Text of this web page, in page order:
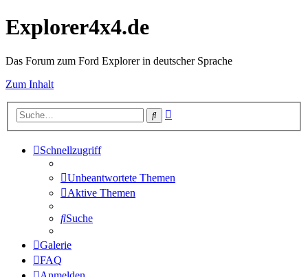
Explorer4x4.de
Das Forum zum Ford Explorer in deutscher Sprache
Zum Inhalt
Suche
Schnellzugriff
Unbeantwortete Themen
Aktive Themen
Suche
Galerie
FAQ